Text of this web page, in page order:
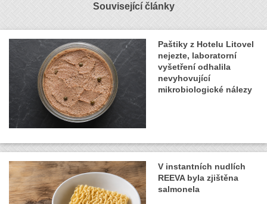
Související články
Paštiky z Hotelu Litovel
nejezte, laboratorní
vyšetření odhalila
nevyhovující
mikrobiologické nálezy
V instantních nudlích
REEVA byla zjištěna
salmonela